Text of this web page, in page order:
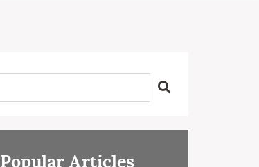
Popular Articles